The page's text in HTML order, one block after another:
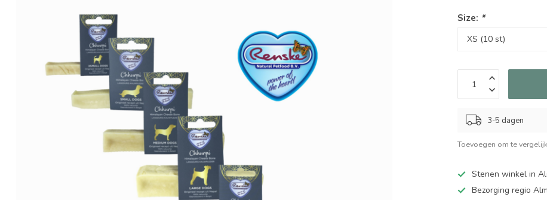
Size: *
3-5 dagen
Toevoegen om te
Stenen winkel in
Bezorging regio